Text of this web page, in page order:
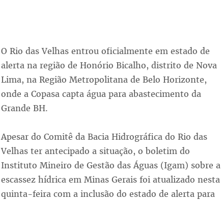
O Rio das Velhas entrou oficialmente em estado de
alerta na região de Honório Bicalho, distrito de Nova
Lima, na Região Metropolitana de Belo Horizonte,
onde a Copasa capta água para abastecimento da
Grande BH.
Apesar do Comitê da Bacia Hidrográfica do Rio das
Velhas ter antecipado a situação, o boletim do
Instituto Mineiro de Gestão das Águas (Igam) sobre a
escassez hídrica em Minas Gerais foi atualizado nesta
quinta-feira com a inclusão do estado de alerta para